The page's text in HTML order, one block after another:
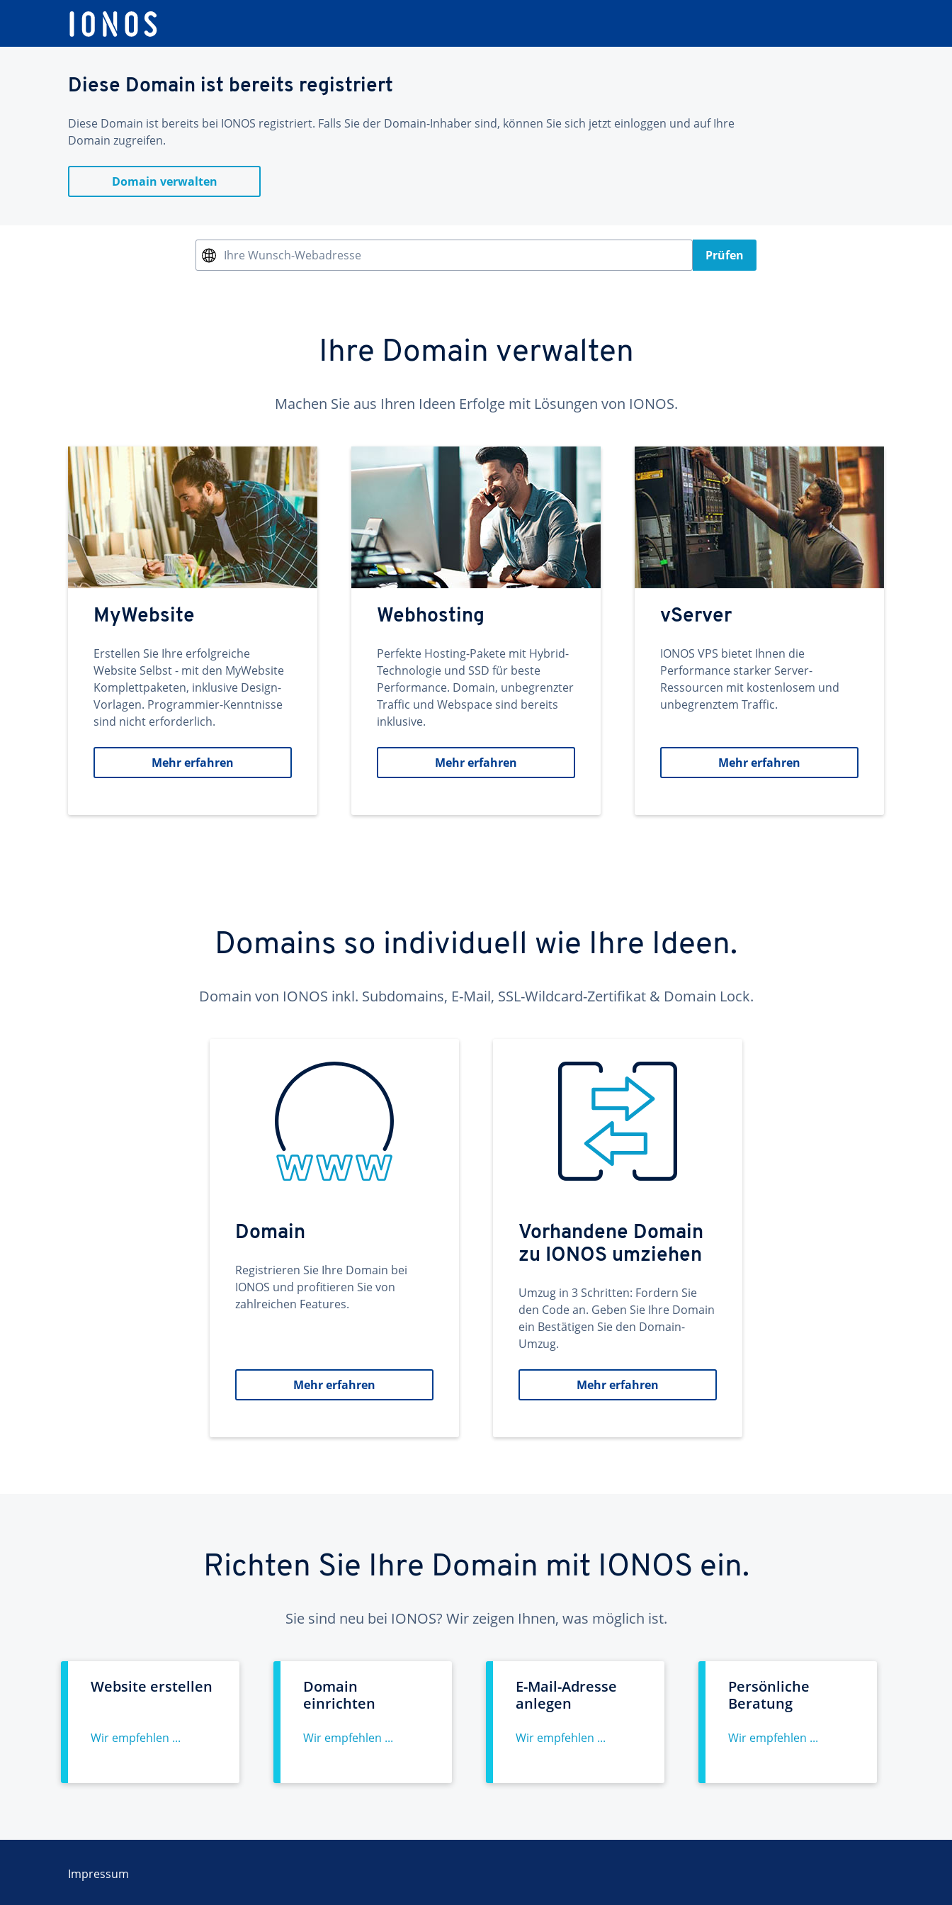
Diese Domain ist bereits registriert
Diese Domain ist bereits bei IONOS registriert. Falls Sie der Domain-Inhaber sind, können Sie sich jetzt einloggen und auf Ihre
Domain zugreifen.
Domain verwalten
Ihre Wunsch-Webadresse Prüfen
Ihre Domain verwalten
Machen Sie aus Ihren Ideen Erfolge mit Lösungen von IONOS.
MyWebsite
Erstellen Sie Ihre erfolgreiche
Website Selbst - mit den MyWebsite
Komplettpaketen, inklusive Design-
Vorlagen. Programmier-Kenntnisse
sind nicht erforderlich.
Mehr erfahren
Webhosting
Perfekte Hosting-Pakete mit Hybrid-
Technologie und SSD für beste
Performance. Domain, unbegrenzter
Traffic und Webspace sind bereits
inklusive.
Mehr erfahren
vServer
IONOS VPS bietet Ihnen die
Performance starker Server-
Ressourcen mit kostenlosem und
unbegrenztem Traffic.
Mehr erfahren
Domains so individuell wie Ihre Ideen.
Domain von IONOS inkl. Subdomains, E-Mail, SSL-Wildcard-Zertifikat & Domain Lock.
Domain
Registrieren Sie Ihre Domain bei
IONOS und profitieren Sie von
zahlreichen Features.
Mehr erfahren
Vorhandene Domain
zu IONOS umziehen
Umzug in 3 Schritten: Fordern Sie
den Code an. Geben Sie Ihre Domain
ein Bestätigen Sie den Domain-
Umzug.
Mehr erfahren
Richten Sie Ihre Domain mit IONOS ein.
Sie sind neu bei IONOS? Wir zeigen Ihnen, was möglich ist.
Website erstellen
Wir empfehlen ...
Domain
einrichten
Wir empfehlen ...
E-Mail-Adresse
anlegen
Wir empfehlen ...
Persönliche
Beratung
Wir empfehlen ...
Impressum